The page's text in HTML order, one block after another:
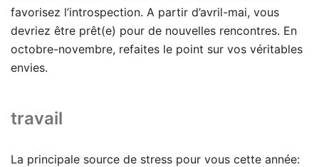
favorisez l’introspection. A partir d’avril-mai, vous
devriez être prêt(e) pour de nouvelles rencontres. En
octobre-novembre, refaites le point sur vos véritables
envies.
travail
La principale source de stress pour vous cette année: